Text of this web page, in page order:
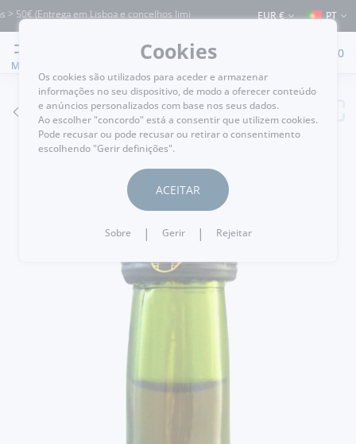
(Entrega em Lisboa e concelhos limítrofes) ⚠️ Envios para Portugal e para o
EUR € PT
MENU
0
VOLTAR
Cookies
Os cookies são utilizados para aceder e armazenar
informações no seu dispositivo, de modo a oferecer conteúdo
e anúncios personalizados com base nos seus dados.
Ao escolher "concordo" está a consentir que utilizem cookies.
Pode recusar ou pode recusar ou retirar o consentimento
escolhendo "Gerir definições".
ACEITAR
Sobre | Gerir | Rejeitar